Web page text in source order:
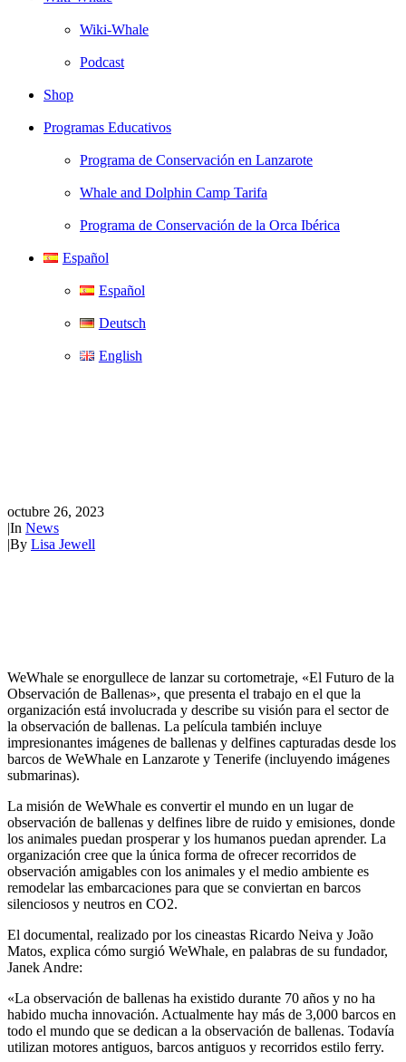
Wiki-Whale
Podcast
Shop
Programas Educativos
Programa de Conservación en Lanzarote
Whale and Dolphin Camp Tarifa
Programa de Conservación de la Orca Ibérica
Español
Español
Deutsch
English
octubre 26, 2023
|In News
|By Lisa Jewell
WeWhale se enorgullece de lanzar su cortometraje, «El Futuro de la
Observación de Ballenas», que presenta el trabajo en el que la
organización está involucrada y describe su visión para el sector de
la observación de ballenas. La película también incluye
impresionantes imágenes de ballenas y delfines capturadas desde los
barcos de WeWhale en Lanzarote y Tenerife (incluyendo imágenes
submarinas).
La misión de WeWhale es convertir el mundo en un lugar de
observación de ballenas y delfines libre de ruido y emisiones, donde
los animales puedan prosperar y los humanos puedan aprender. La
organización cree que la única forma de ofrecer recorridos de
observación amigables con los animales y el medio ambiente es
remodelar las embarcaciones para que se conviertan en barcos
silenciosos y neutros en CO2.
El documental, realizado por los cineastas Ricardo Neiva y João
Matos, explica cómo surgió WeWhale, en palabras de su fundador,
Janek Andre:
«La observación de ballenas ha existido durante 70 años y no ha
habido mucha innovación. Actualmente hay más de 3,000 barcos en
todo el mundo que se dedican a la observación de ballenas. Todavía
utilizan motores antiguos, barcos antiguos y recorridos estilo ferry.